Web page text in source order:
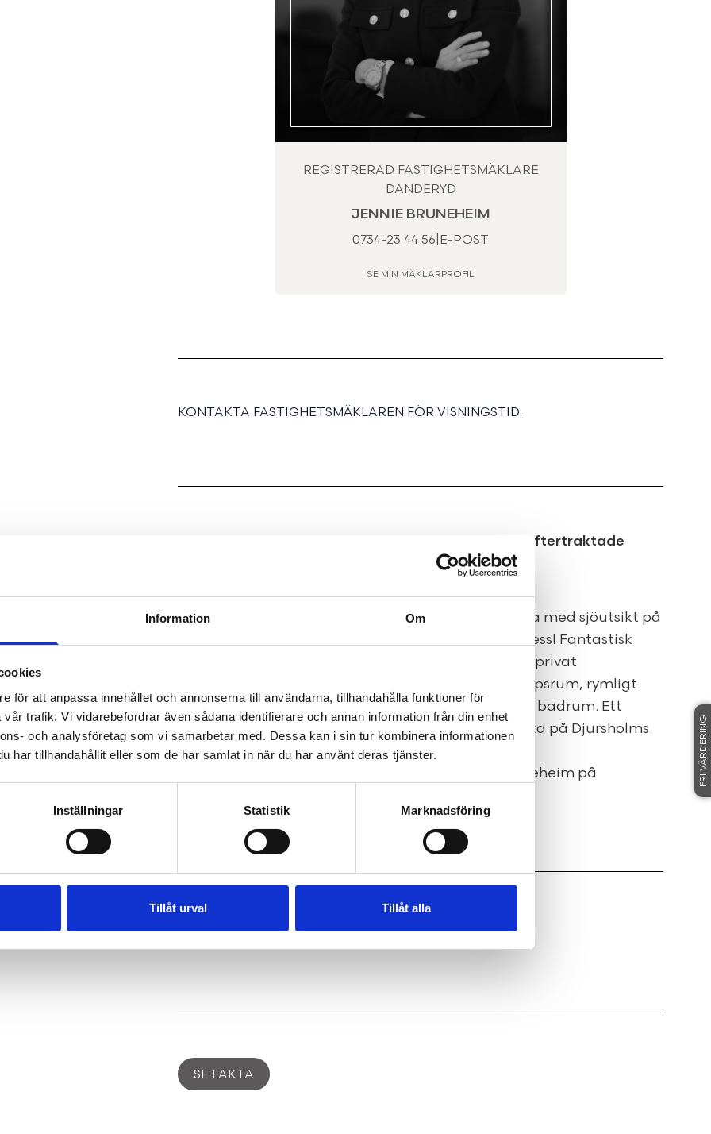
Information Om
för att anpassa innehållet och annonserna till användarna, tillhandahålla funktioner för
trafik. Vi vidarebefordrar även sådana identifierare och annan information från din enhet
och analysföretag som vi samarbetar med. Dessa kan i sin tur kombinera informationen
har tillhandahållit eller som de har samlat in när du har använt deras tjänster.
Inställningar Statistik Marknadsföring
Tillåt urval Tillåt alla
REGISTRERAD FASTIGHETSMÄKLARE
DANDERYD
JENNIE BRUNEHEIM
0734-23 44 56 E-POST
SE MIN MÄKLARPROFIL
KONTAKTA FASTIGHETSMÄKLAREN FÖR VISNINGSTID.
Vidsträckt sjöutsikt på Djursholms i särklass mest eftertraktade
Unikt tillfälle att förvärva en av de få fastigheterna med sjöutsikt på
en av Djursholms i särklass mest eftertraktade adress! Fantastisk
sjöutsikt och insynsskyddad grönskande tomt med privat
poolområde och separat garage. Generösa sällskapsrum, rymligt
kök med Carraramarmor, många sovrum och flera badrum. Ett
mycket välplanerat boende med allt man kan önska på Djursholms
absolut bästa läge!
Kontakta ansvarig fastighetsmäklare Jennie Bruneheim på
SE OMRÅDE
SE FAKTA
FRI VÄRDERING